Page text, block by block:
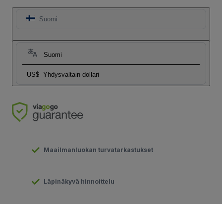
Suomi
Suomi
US$ Yhdysvaltain dollari
Maailmanluokan turvatarkastukset
Läpinäkyvä hinnoittelu